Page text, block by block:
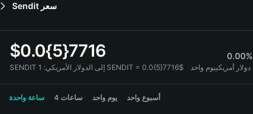
Sendit سعر
$0.0{5}7716 0.00%
SENDIT إلى الدولار الأمريكي: 1 SENDIT = 0.0{5}7716$ دولار أمريكييوم واحد
ساعة واحدة 4 ساعات يوم واحد أسبوع واحد